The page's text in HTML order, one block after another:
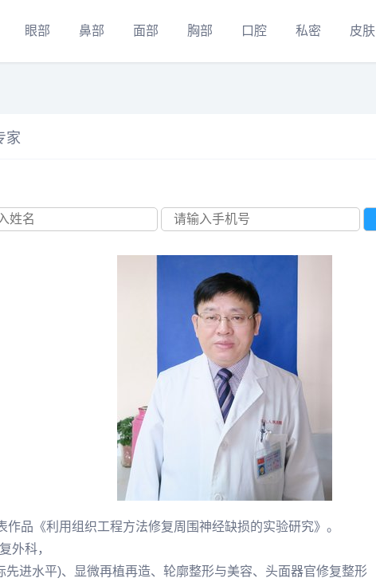
眼部 鼻部 面部 胸部 口腔 私密 皮肤
家
作品《利用组织工程方法修复周围神经缺损的实验研究》。
外科，
先进水平)、显微再植再造、轮廓整形与美容、头面器官修复整形